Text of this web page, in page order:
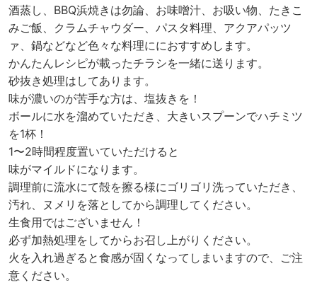
酒蒸し、BBQ浜焼きは勿論、お味噌汁、お吸い物、たきこ
みご飯、クラムチャウダー、パスタ料理、アクアパッツ
ァ、鍋などなど色々な料理ににおすすめします。
かんたんレシピが載ったチラシを一緒に送ります。
砂抜き処理はしてあります。
味が濃いのが苦手な方は、塩抜きを！
ボールに水を溜めていただき、大きいスプーンでハチミツ
を1杯！
1〜2時間程度置いていただけると
味がマイルドになります。
調理前に流水にて殻を擦る様にゴリゴリ洗っていただき、
汚れ、ヌメリを落としてから調理してください。
生食用ではございません！
必ず加熱処理をしてからお召し上がりください。
火を入れ過ぎると食感が固くなってしまいますので、ご注
意ください。